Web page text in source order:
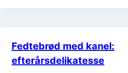
Fedtebrød med kanel:
efterårsdelikatesse